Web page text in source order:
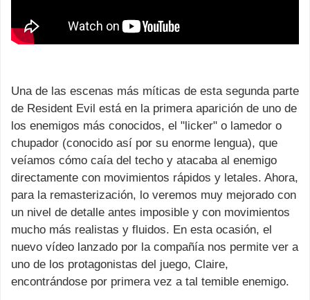
Una de las escenas más míticas de esta segunda parte
de Resident Evil está en la primera aparición de uno de
los enemigos más conocidos, el "licker" o lamedor o
chupador (conocido así por su enorme lengua), que
veíamos cómo caía del techo y atacaba al enemigo
directamente con movimientos rápidos y letales. Ahora,
para la remasterización, lo veremos muy mejorado con
un nivel de detalle antes imposible y con movimientos
mucho más realistas y fluidos. En esta ocasión, el
nuevo vídeo lanzado por la compañía nos permite ver a
uno de los protagonistas del juego, Claire,
encontrándose por primera vez a tal temible enemigo.